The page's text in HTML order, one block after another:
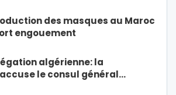
des masques au Maroc
engouement
algérienne: la
le consul général…